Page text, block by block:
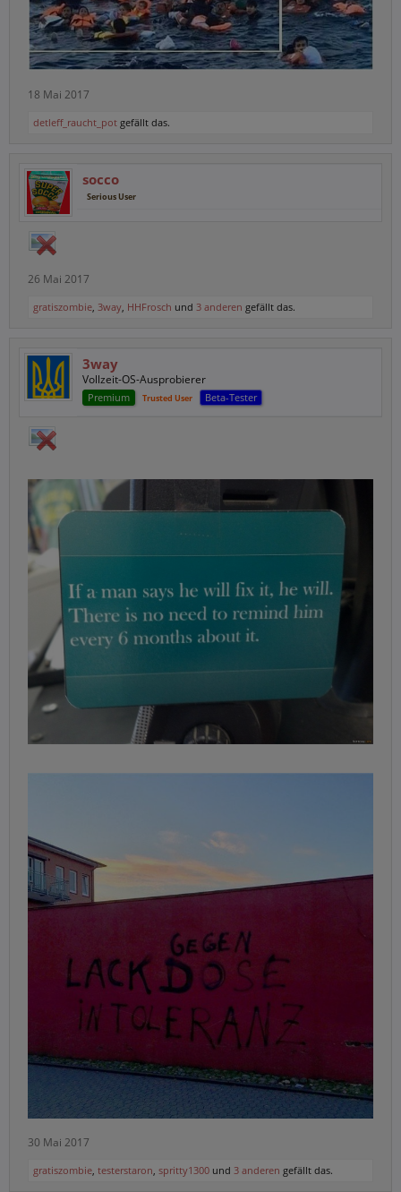
18 Mai 2017
detleff_raucht_pot gefällt das.
socco
Serious User
26 Mai 2017
gratiszombie 3way HHFrosch und 3 anderen gefällt das.
3way
Vollzeit-OS-Ausprobierer
Premium Trusted User Beta-Tester
30 Mai 2017
gratiszombie, testerstaron, spritty1300 und 3 anderen gefällt das.